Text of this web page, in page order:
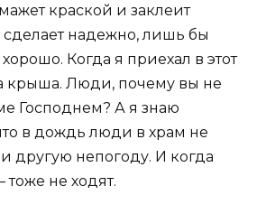
краской и заклеит
надежно, лишь бы
Когда я приехал в этот
крыша. Люди, почему вы не
Господнем? А я знаю
в дождь люди в храм не
другую непогоду. И когда
тоже не ходят.